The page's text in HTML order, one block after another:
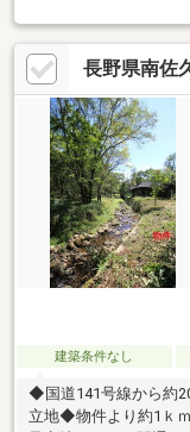
長野県南佐
建築条件なし
◆国道141号線から約
立地◆物件より約1ｋ